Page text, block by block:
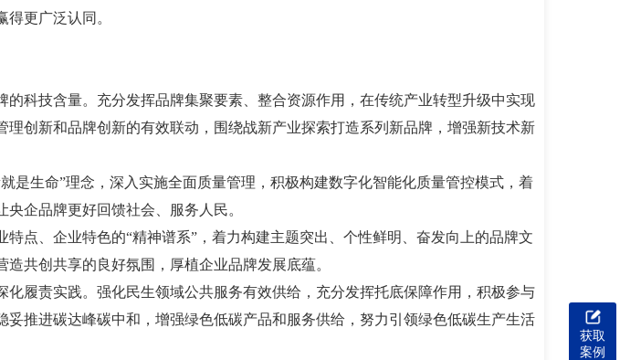
更广泛认同。
科技含量。充分发挥品牌集聚要素、整合资源作用，在传统产业转型升级中实现
创新和品牌创新的有效联动，围绕战新产业探索打造系列新品牌，增强新技术新
是生命”理念，深入实施全面质量管理，积极构建数字化智能化质量管控模式，着
企品牌更好回馈社会、服务人民。
点、企业特色的“精神谱系”，着力构建主题突出、个性鲜明、奋发向上的品牌文
共创共享的良好氛围，厚植企业品牌发展底蕴。
履责实践。强化民生领域公共服务有效供给，充分发挥托底保障作用，积极参与
推进碳达峰碳中和，增强绿色低碳产品和服务供给，努力引领绿色低碳生产生活
获取
案例